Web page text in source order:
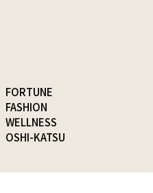
FORTUNE
FASHION
WELLNESS
OSHI-KATSU